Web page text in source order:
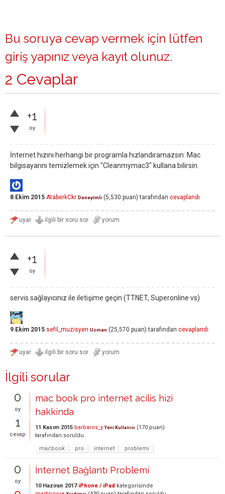
Bu soruya cevap vermek için lütfen
giriş yapınız veya kayıt olunuz.
2 Cevaplar
+1
oy
İnternet hızını herhangi bir programla hızlandıramazsın. Mac
bilgisayarını temizlemek için "Cleanmymac3" kullana bilirsin.
8 Ekim 2015 AtaberkCkr Deneyimli (5,530 puan) tarafından cevaplandı
+1
oy
servis sağlayıcınız ile iletişime geçin (TTNET, Superonline vs)
9 Ekim 2015 sefil_muzisyen Uzman (25,570 puan) tarafından cevaplandı
İlgili sorular
0
oy
1
cevap
mac book pro internet acilis hizi
hakkinda
11 Kasım 2015 barbaros_y Yeni Kullanıcı (170 puan)
tarafından soruldu
macbook
pro internet problemi
0
oy
İnternet Bağlantı Problemi
10 Haziran 2017 iPhone / iPad kategorisinde